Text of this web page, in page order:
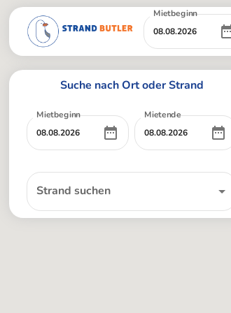
Mietbeginn
Suche nach Ort oder Strand
Mietbeginn Mietende
Strand suchen